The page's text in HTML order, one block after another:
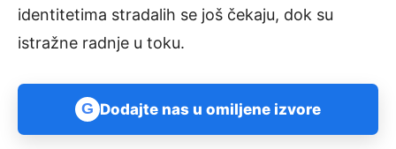
identitetima stradalih se još čekaju, dok su
istražne radnje u toku.
G Dodajte nas u omiljene izvore